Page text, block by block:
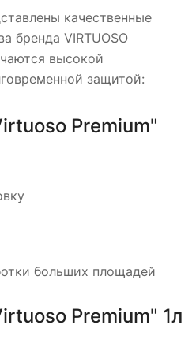
качественные
бренда VIRTUOSO
высокой
защитой:
Premium"
больших площадей
Premium" 1л